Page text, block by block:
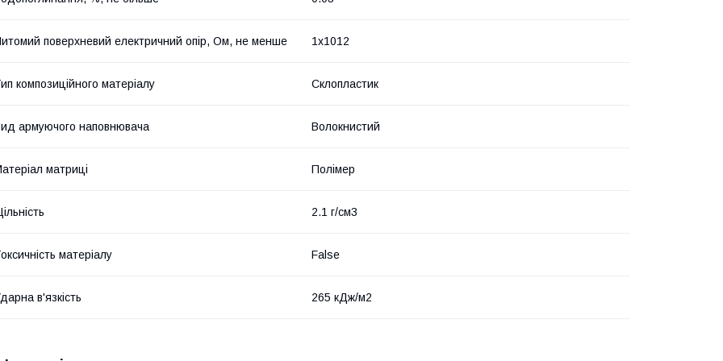
поверхневий електричний опір, Ом, не менше 1х1012
композиційного матеріалу Склопластик
армуючого наповнювача Волокнистий
матриці Полімер
2.1 г/см3
матеріалу False
в'язкість 265 кДж/м2